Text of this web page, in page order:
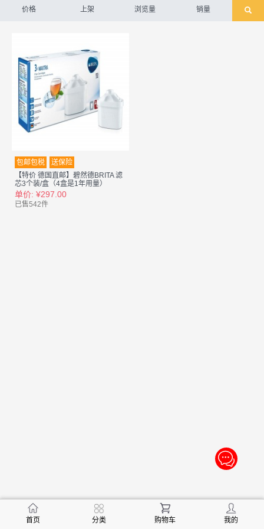
价格 上架 浏览量 销量
包邮包税
送保险
【特价 德国直邮】碧然德BRITA 滤
芯3个装/盒（4盒是1年用量）
单价: ¥297.00
已售542件
首页 分类 购物车 我的